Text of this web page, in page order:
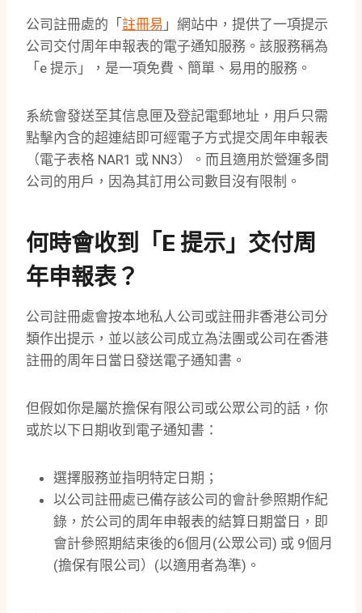
公司註冊處的「 註冊易 」網站中，提供了一項提示
公司交付周年申報表的電子通知服務。該服務稱為
「e 提示」，是一項免費、簡單、易用的服務。
系統會發送至其信息匣及登記電郵地址，用戶只需
點擊內含的超連結即可經電子方式提交周年申報表
（電子表格 NAR1 或 NN3）。而且適用於營運多間
公司的用戶，因為其訂用公司數目沒有限制。
何時會收到「e 提示」交付周
年申報表？
公司註冊處會按本地私人公司或註冊非香港公司分
類作出提示，並以該公司成立為法團或公司在香港
註冊的周年日當日發送電子通知書。
但假如你是屬於擔保有限公司或公眾公司的話，你
或於以下日期收到電子通知書：
選擇服務並指明特定日期；
以公司註冊處已備存該公司的會計參照期作紀
錄，於公司的周年申報表的結算日期當日，即
會計參照期結束後的6個月(公眾公司) 或 9個月
(擔保有限公司）(以適用者為準)。